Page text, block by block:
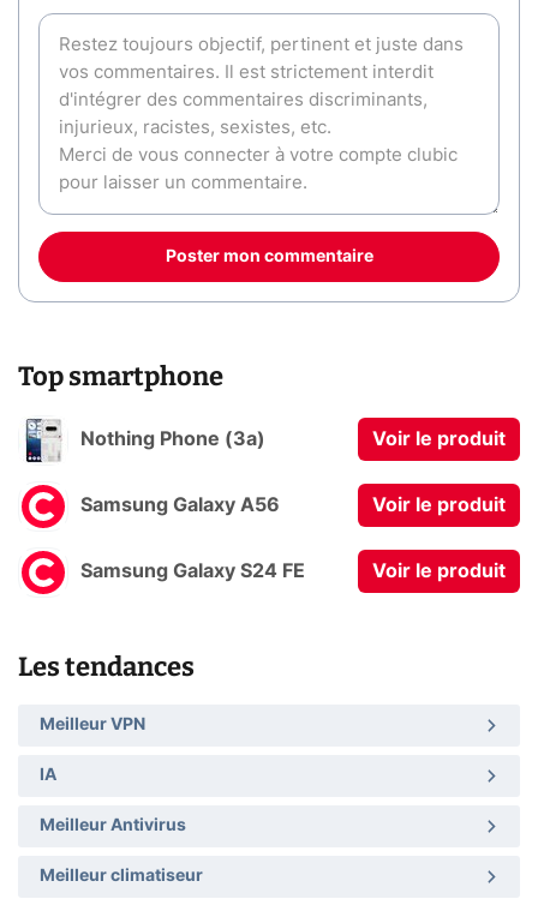
Poster mon commentaire
Top smartphone
Nothing Phone (3a) Voir le produit
Samsung Galaxy A56 Voir le produit
Samsung Galaxy S24 FE Voir le produit
Les tendances
Meilleur VPN
IA
Meilleur Antivirus
Meilleur climatiseur